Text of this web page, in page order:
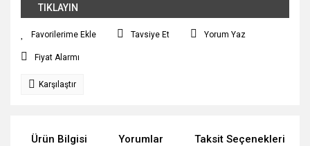
TIKLAYIN
Tavsiye Et Yorum Yaz
Fiyat Alarmı
Karşılaştır
Ürün Bilgisi Yorumlar Taksit Seçenekleri